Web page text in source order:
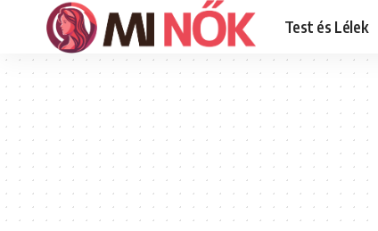
Test és Lélek